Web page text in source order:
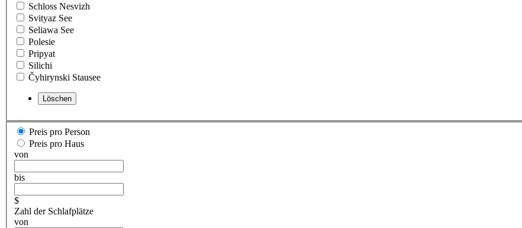
Schloss Nesvizh
Svityaz See
Seliawa See
Polesie
Pripyat
Silichi
Čyhirynski Stausee
Preis pro Person
Preis pro Haus
von
bis
$
Zahl der Schlafplätze
von